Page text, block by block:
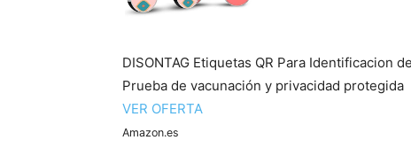
DISONTAG Etiquetas QR Para Identificacion
Prueba de vacunación y privacidad protegida
VER OFERTA
Amazon.es